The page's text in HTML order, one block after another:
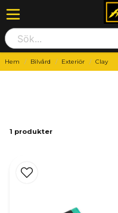
Hem Bilvård Exteriör Clay
1 produkter